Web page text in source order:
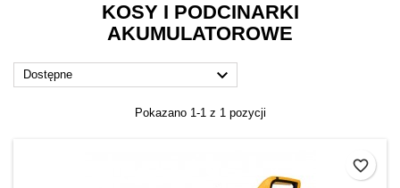
KOSY I PODCINARKI
AKUMULATOROWE
Dostępne 
Pokazano 1-1 z 1 pozycji
favorite_border